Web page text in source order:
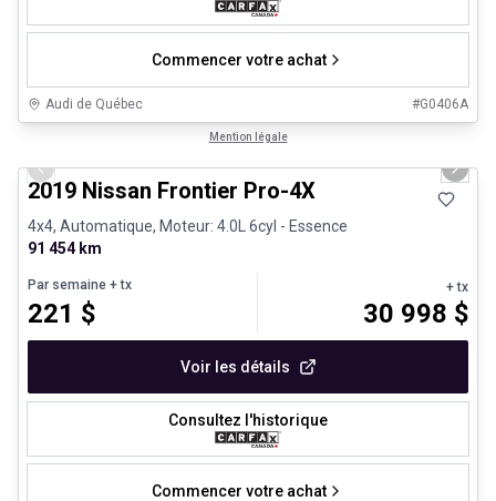
Commencer votre achat
Audi de Québec #G0406A
Mention légale
Véhicules d'occasion certifiés
Previous slide Next
2019 Nissan Frontier Pro-4X
4x4, Automatique, Moteur: 4.0L 6cyl - Essence
91 454 km
Par semaine + tx
221 $
+ tx
30 998 $
Voir les détails
Consultez l'historique
Commencer votre achat